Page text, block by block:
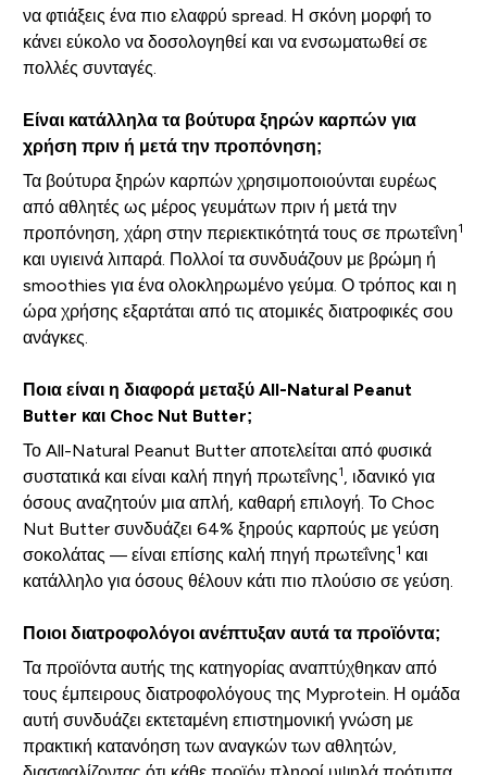
να φτιάξεις ένα πιο ελαφρύ spread. Η σκόνη μορφή το
κάνει εύκολο να δοσολογηθεί και να ενσωματωθεί σε
πολλές συνταγές.
Είναι κατάλληλα τα βούτυρα ξηρών καρπών για
χρήση πριν ή μετά την προπόνηση;
Τα βούτυρα ξηρών καρπών χρησιμοποιούνται ευρέως
από αθλητές ως μέρος γευμάτων πριν ή μετά την
προπόνηση, χάρη στην περιεκτικότητά τους σε πρωτεΐνη1
και υγιεινά λιπαρά. Πολλοί τα συνδυάζουν με βρώμη ή
smoothies για ένα ολοκληρωμένο γεύμα. Ο τρόπος και η
ώρα χρήσης εξαρτάται από τις ατομικές διατροφικές σου
ανάγκες.
Ποια είναι η διαφορά μεταξύ All-Natural Peanut
Butter και Choc Nut Butter;
Το All-Natural Peanut Butter αποτελείται από φυσικά
συστατικά και είναι καλή πηγή πρωτεΐνης1
, ιδανικό για
όσους αναζητούν μια απλή, καθαρή επιλογή. Το Choc
Nut Butter συνδυάζει 64% ξηρούς καρπούς με γεύση
σοκολάτας — είναι επίσης καλή πηγή πρωτεΐνης1 και
κατάλληλο για όσους θέλουν κάτι πιο πλούσιο σε γεύση.
Ποιοι διατροφολόγοι ανέπτυξαν αυτά τα προϊόντα;
Τα προϊόντα αυτής της κατηγορίας αναπτύχθηκαν από
τους έμπειρους διατροφολόγους της Myprotein. Η ομάδα
αυτή συνδυάζει εκτεταμένη επιστημονική γνώση με
πρακτική κατανόηση των αναγκών των αθλητών,